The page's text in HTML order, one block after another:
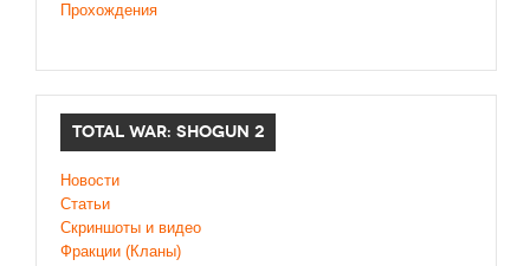
Прохождения
TOTAL WAR: SHOGUN 2
Новости
Статьи
Cкриншоты и видео
Фракции (Кланы)